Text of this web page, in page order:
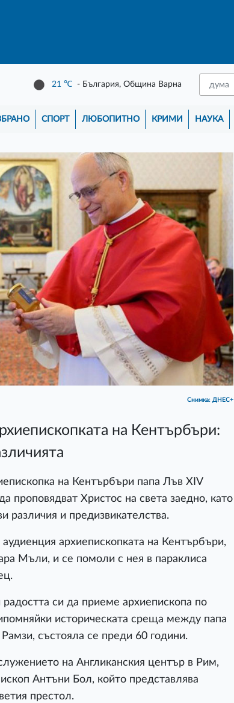
21 ℃ - България, Община Варна
СПОРТ ЛЮБОПИТНО КРИМИ НАУКА
Снимка: ДНЕС+
на Кентърбъри:
на Кентърбъри папа Лъв XIV
проповядват Христос на света заедно, като
различия и предизвикателства.
архиепископката на Кентърбъри,
Мъли, и се помоли с нея в параклиса
си да приеме архиепископа по
историческата среща между папа
състояла се преди 60 години.
на Англиканския център в Рим,
Антъни Бол, който представлява
престол.